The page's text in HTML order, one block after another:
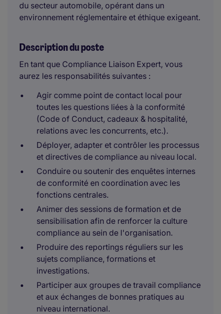
du secteur automobile, opérant dans un
environnement réglementaire et éthique exigeant.
Description du poste
En tant que Compliance Liaison Expert, vous
aurez les responsabilités suivantes :
Agir comme point de contact local pour
toutes les questions liées à la conformité
(Code of Conduct, cadeaux & hospitalité,
relations avec les concurrents, etc.).
Déployer, adapter et contrôler les processus
et directives de compliance au niveau local.
Conduire ou soutenir des enquêtes internes
de conformité en coordination avec les
fonctions centrales.
Animer des sessions de formation et de
sensibilisation afin de renforcer la culture
compliance au sein de l'organisation.
Produire des reportings réguliers sur les
sujets compliance, formations et
investigations.
Participer aux groupes de travail compliance
et aux échanges de bonnes pratiques au
niveau international.